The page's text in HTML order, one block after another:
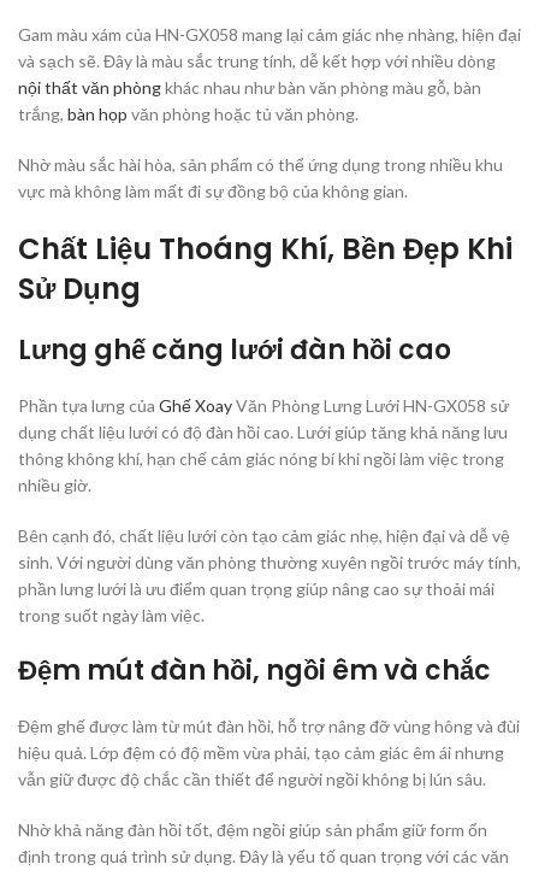
Gam màu xám của HN-GX058 mang lại cảm giác nhẹ nhàng, hiện đại
và sạch sẽ. Đây là màu sắc trung tính, dễ kết hợp với nhiều dòng
nội thất văn phòngkhác nhau như bàn văn phòng màu gỗ, bàn
trắng,bàn họp văn phòng hoặc tủ văn phòng.
Nhờ màu sắc hài hòa, sản phẩm có thể ứng dụng trong nhiều khu
vực mà không làm mất đi sự đồng bộ của không gian.
Chất Liệu Thoáng Khí, Bền Đẹp Khi
Sử Dụng
Lưng ghế căng lưới đàn hồi cao
Phần tựa lưng củaGhế XoayVăn Phòng Lưng Lưới HN-GX058 sử
dụng chất liệu lưới có độ đàn hồi cao. Lưới giúp tăng khả năng lưu
thông không khí, hạn chế cảm giác nóng bí khi ngồi làm việc trong
nhiều giờ.
Bên cạnh đó, chất liệu lưới còn tạo cảm giác nhẹ, hiện đại và dễ vệ
sinh. Với người dùng văn phòng thường xuyên ngồi trước máy tính,
phần lưng lưới là ưu điểm quan trọng giúp nâng cao sự thoải mái
trong suốt ngày làm việc.
Đệm mút đàn hồi, ngồi êm và chắc
Đệm ghế được làm từ mút đàn hồi, hỗ trợ nâng đỡ vùng hông và đùi
hiệu quả. Lớp đệm có độ mềm vừa phải, tạo cảm giác êm ái nhưng
vẫn giữ được độ chắc cần thiết để người ngồi không bị lún sâu.
Nhờ khả năng đàn hồi tốt, đệm ngồi giúp sản phẩm giữ form ổn
định trong quá trình sử dụng. Đây là yếu tố quan trọng với các văn